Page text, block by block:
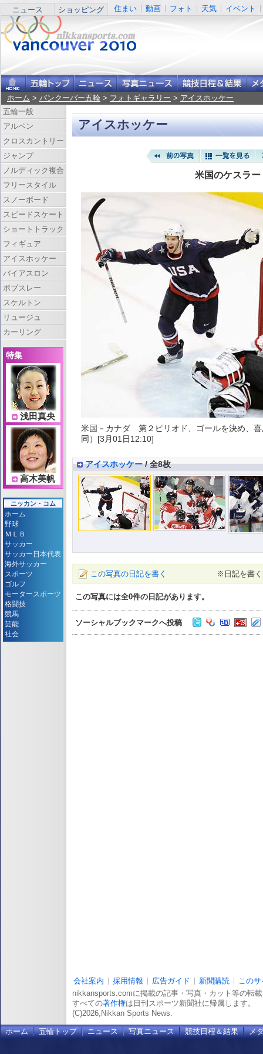
ニュース ショッピング 住まい 動画 フォト 天気 イベント
ホーム > バンクーバー五輪 > フォトギャラリー > アイスホッケー
アイスホッケー
米国のケスラー
米国－カナダ 第２ピリオド、ゴールを決め、
同）[3月01日12:10]
アイスホッケー/ 全8枚
この写真の日記を書く ※日記を書
この写真には全0件の日記があります。
ソーシャルブックマークへ投稿
五輪一般
アルペン
クロスカントリー
ジャンプ
ノルディック複合
フリースタイル
スノーボード
スピードスケート
ショートトラック
フィギュア
アイスホッケー
バイアスロン
ボブスレー
スケルトン
リュージュ
カーリング
特集
浅田真央
高木美帆
ニッカン・コム
ホーム
野球
ＭＬＢ
サッカー
サッカー日本代表
海外サッカー
スポーツ
ゴルフ
モータースポーツ
格闘技
競馬
芸能
社会
会社案内 採用情報 広告ガイド 新聞購読
この
nikkansports.comに掲載の記事・写真・カット等の転
すべての著作権は日刊スポーツ新聞社に帰属します。
(C)2026,Nikkan Sports News.
ホーム 五輪トップ ニュース 写真ニュース 競技日程＆結果 メ